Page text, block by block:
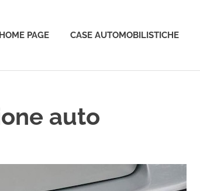
HOME PAGE CASE AUTOMOBILISTICHE
auto